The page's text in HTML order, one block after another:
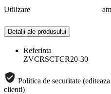
Utilizare ambalaje,
Detalii ale produsului
Referinta
ZVCRSCTCR20-30
Politica de securitate
clienti)